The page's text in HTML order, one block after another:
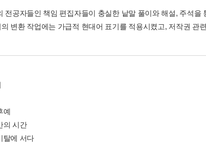
전공자들인 책임 편집자들이 충실한 낱말 풀이와 해설, 주석
변환 작업에는 가급적 현대어 표기를 적용시켰고, 저작권 관
예
의 시간
탈에 서다